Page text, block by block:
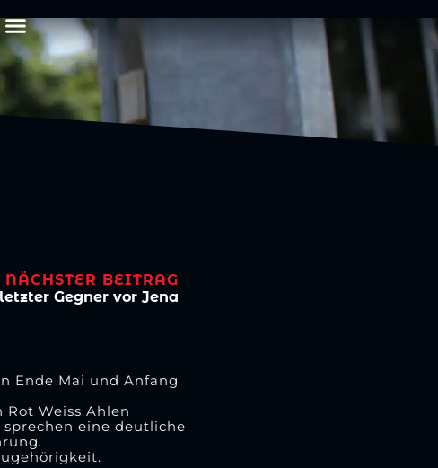
NÄCHSTER BEITRAG
letzter Gegner vor Jena
Ende Mai und Anfang
Rot Weiss Ahlen
sprechen eine deutliche